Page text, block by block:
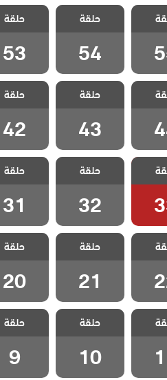
وجزر
55
مسلسل مد وجزر
مدبلج الحلقة 54
حلقة
54
مسلسل مد
مدبلج الحلقة 53
حلقة
53
وجزر
44
مسلسل مد وجزر
مدبلج الحلقة 43
حلقة
43
مسلسل مد
مدبلج الحلقة 42
حلقة
42
وجزر
33
مسلسل مد وجزر
مدبلج الحلقة 32
حلقة
32
مسلسل مد
مدبلج الحلقة 31
حلقة
31
وجزر
22
مسلسل مد وجزر
مدبلج الحلقة 21
حلقة
21
مسلسل مد
مدبلج الحلقة 20
حلقة
20
وجزر
11
مسلسل مد وجزر
مدبلج الحلقة 10
حلقة
10
مسلسل مد
مدبلج الحلقة 9
حلقة
9